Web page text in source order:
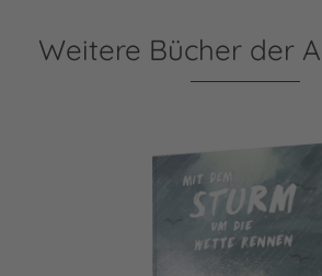
Weitere Bücher der